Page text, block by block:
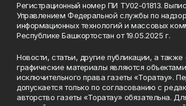
Регистрационный номер ПИ ТУ02-01813.
Управлением Федеральной службы по
информационных технологий и массовых
Республике Башкортостан от 19.05.2025 г.
Новости, статьи, другие публикации, а
графические материалы являются
исключительного права газеты «Торатау».
допускается только по согласованию с
авторство газеты «Торатау» обязательна.